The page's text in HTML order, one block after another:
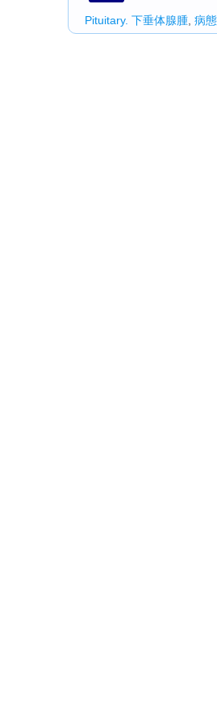
Pituitary. 下垂体腺腫 病態